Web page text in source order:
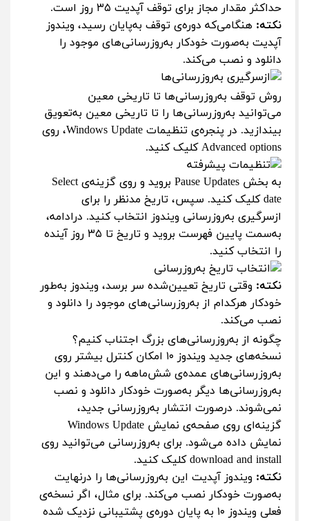
حداکثر مقدار مجاز برای توقف آپدیت ۳۵ روز است.
نکته: هنگامی‌که دوره‌ی توقف به‌پایان رسید، ویندوز
آپدیت به‌صورت خودکار به‌روزرسانی‌های موجود را
دانلود و نصب می‌کند.
روش توقف به‌روزرسانی‌ها تا تاریخی معین
می‌توانید به‌روزرسانی‌ها را تا تاریخی معین به‌تعویق
بیندازید. در پنجره‌ی تنظیمات Windows Update، روی
Advanced options کلیک کنید.
به بخش Pause Updates بروید و روی گزینه‌ی Select
date کلیک کنید. سپس، تاریخ مدنظر را برای
ازسرگیری به‌روزرسانی ویندوز انتخاب کنید. درادامه،
به‌سمت پایین فهرست بروید و تاریخ تا ۳۵ روز آینده
را انتخاب کنید.
نکته: وقتی تاریخ تعیین‌شده سر برسد، ویندوز به‌طور
خودکار هرکدام از به‌روزرسانی‌های موجود را دانلود و
نصب می‌کند.
چگونه از به‌روزرسانی‌های بزرگ اجتناب کنیم؟
نسخه‌های جدید ویندوز ۱۰ امکان کنترل بیشتر روی
به‌روزرسانی‌های عمده‌ی شش‌ماهه را می‌دهند و این
به‌روزرسانی‌ها دیگر به‌صورت خودکار دانلود و نصب
نمی‌شوند. درصورت انتشار به‌روزرسانی جدید،
گزینه‌ای روی صفحه‌ی نمایش Windows Update
نمایش داده می‌شود. برای به‌روزرسانی می‌توانید روی
download and install کلیک کنید.
نکته: ویندوز آپدیت این به‌روزرسانی‌ها را درنهایت
به‌صورت خودکار نصب می‌کند. برای مثال، اگر نسخه‌ی
فعلی ویندوز ۱۰ به پایان دوره‌ی پشتیبانی نزدیک شده